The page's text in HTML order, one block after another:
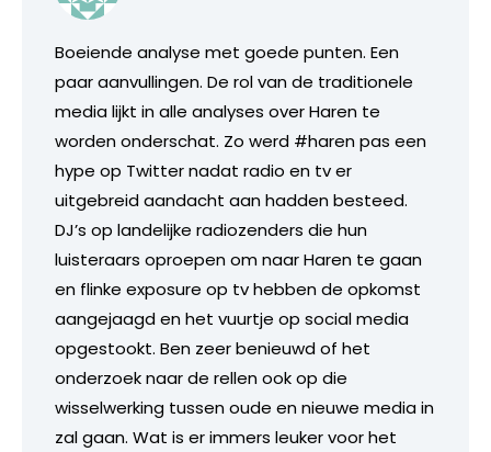
Boeiende analyse met goede punten. Een
paar aanvullingen. De rol van de traditionele
media lijkt in alle analyses over Haren te
worden onderschat. Zo werd #haren pas een
hype op Twitter nadat radio en tv er
uitgebreid aandacht aan hadden besteed.
DJ’s op landelijke radiozenders die hun
luisteraars oproepen om naar Haren te gaan
en flinke exposure op tv hebben de opkomst
aangejaagd en het vuurtje op social media
opgestookt. Ben zeer benieuwd of het
onderzoek naar de rellen ook op die
wisselwerking tussen oude en nieuwe media in
zal gaan. Wat is er immers leuker voor het